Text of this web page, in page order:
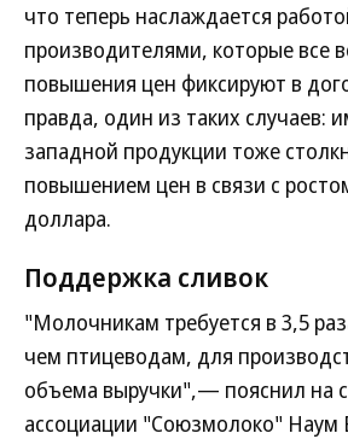
что теперь наслаждается
производителями, которые все
повышения цен фиксируют в
правда, один из таких случаев:
западной продукции тоже
повышением цен в связи с
доллара.
Поддержка сливок
"Молочникам требуется в 3,5
чем птицеводам, для
объема выручки",— пояснил на
ассоциации "Союзмолоко" Наум